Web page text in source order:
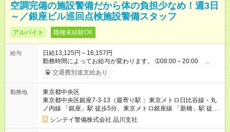
空調完備の施設警備だから体の負担少なめ！週3日
～／銀座ビル巡回点検施設警備スタッフ
アルバイト 職種未経験OK
給与
日給13,125円～16,157円
勤務時間によってお給与が変わります。 ➀08:00～20:00
13,125円～ ➁20:00～08:00 14,688円～ ※他時間帯のお仕事も
ございます。 ※別途資格手当がございます。 例：自衛消防技
級救命講習修了 250円/日 など 【試用期間】試用期間あり 試
用期間の長さ：1週間 雇用形態、給与は本採用時と同じです。
交通費別途支給あり
勤務地
東京都中央区
東京都中央区銀座7-3-13（最寄り駅： 東京メトロ日比谷線・丸
ノ内線 「銀座」駅 徒歩5分、東京メトロ銀座線 「新橋」駅 徒歩
5分、ＪＲ山手線 「有楽町」駅 徒歩7分）
シンテイ警備株式会社 品川支社